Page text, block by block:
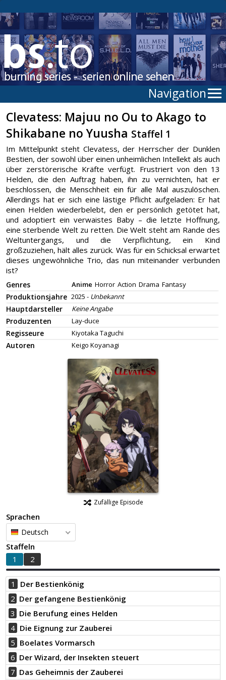
Navigation
Clevatess: Majuu no Ou to Akago to
Shikabane no Yuusha Staffel 1
Im Mittelpunkt steht Clevatess, der Herrscher der Dunklen
Bestien, der sowohl über einen unheimlichen Intellekt als auch
über zerstörerische Kräfte verfügt. Frustriert von den 13
Helden, die den Auftrag haben, ihn zu vernichten, hat er
beschlossen, die Menschheit ein für alle Mal auszulöschen.
Allerdings hat er sich eine lästige Pflicht aufgeladen: Er hat
einen Helden wiederbelebt, den er persönlich getötet hat,
und adoptiert ein verwaistes Baby – die letzte Hoffnung,
eine sterbende Welt zu retten. Die Welt steht am Rande des
Weltuntergangs, und die Verpflichtung, ein Kind
großzuziehen, hält alles zurück. Was für ein Schicksal erwartet
dieses ungewöhnliche Trio, das nun miteinander verbunden
ist?
Genres Anime Horror Action Drama Fantasy
Produktionsjahre 2025 - Unbekannt
Hauptdarsteller Keine Angabe
Produzenten Lay-duce
Regisseure Kiyotaka Taguchi
Autoren Keigo Koyanagi
Zufällige Episode
Sprachen
Deutsch
Staffeln
1
2
1
Der Bestienkönig
2 Der gefangene Bestienkönig
3 Die Berufung eines Helden
4 Die Eignung zur Zauberei
5 Boelates Vormarsch
6 Der Wizard, der Insekten steuert
7 Das Geheimnis der Zauberei